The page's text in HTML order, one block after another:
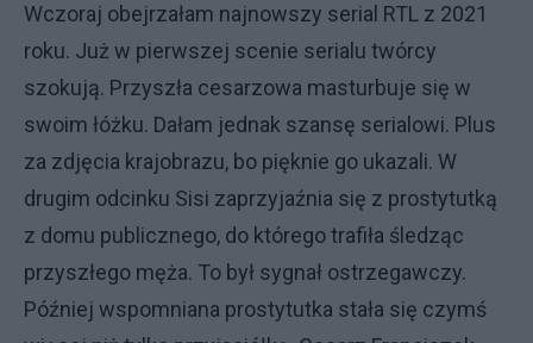
Wczoraj obejrzałam najnowszy serial RTL z 2021
roku. Już w pierwszej scenie serialu twórcy
szokują. Przyszła cesarzowa masturbuje się w
swoim łóżku. Dałam jednak szansę serialowi. Plus
za zdjęcia krajobrazu, bo pięknie go ukazali. W
drugim odcinku Sisi zaprzyjaźnia się z prostytutką
z domu publicznego, do którego trafiła śledząc
przyszłego męża. To był sygnał ostrzegawczy.
Później wspomniana prostytutka stała się czymś